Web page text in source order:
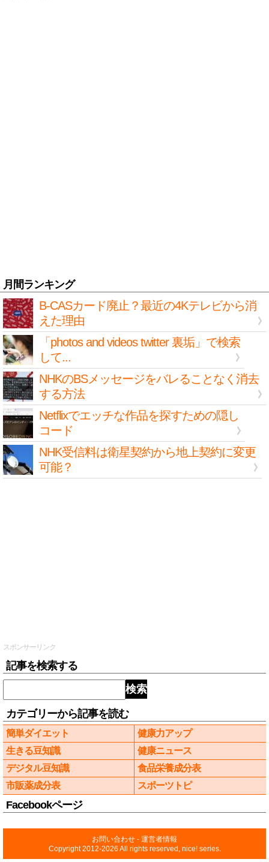
月間ランキング
B-CASカード廃止？最近の4Kテレビから消
えた理由
「photos and videos twitter 裏垢」で検索
して...
NHKのBSメッセージをバレることなく消去
する方法
Netflixでエッチな作品を探すための隠し
コード
NHK受信料は衛星契約から地上契約に変更
可能？
スポンサーリンク
記事を検索する
検索
カテゴリーから記事を読む
簡単ダイエット
健康力アップ
生きる豆知識
健康ニュース
デジタル豆知識
食品栄養成分表
市販薬成分表
スポーツトピ
Facebookページ
お問い合わせ - 運営者情報
Copyright 2012-2026 All rights reserved, nice! series.